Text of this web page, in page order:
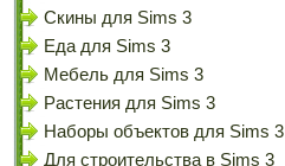
Скины для Sims 3
Еда для Sims 3
Мебель для Sims 3
Растения для Sims 3
Наборы объектов для Sims 3
Для строительства в Sims 3